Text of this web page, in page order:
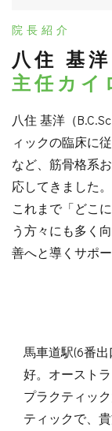
院長紹介
八住 基洋
主任カイ
八住 基洋（
ィックの臨床に
など、筋骨格系
応してきました。
これまで「どこ
う方々にも多く
善へと導くサポ
馬車道駅(6番出
好。オースト
プラクティッ
ティックで、